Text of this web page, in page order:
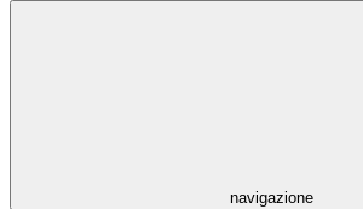
navigazione